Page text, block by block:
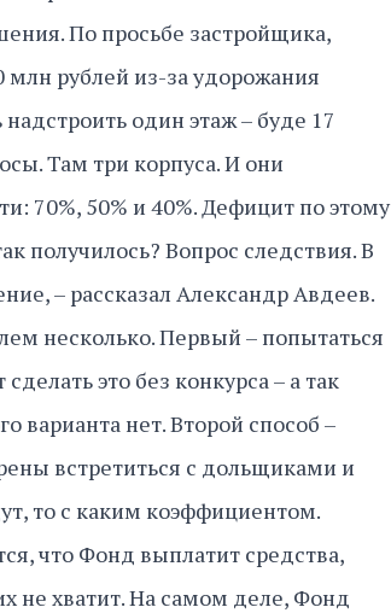
По просьбе застройщика,
млн рублей из-за удорожания
один этаж – буде 17
Там три корпуса. И они
70%, 50% и 40%. Дефицит по этому
получилось? Вопрос следствия. В
– рассказал Александр Авдеев.
несколько. Первый – попытаться
это без конкурса – а так
варианта нет. Второй способ –
встретиться с дольщиками и
то с каким коэффициентом.
что Фонд выплатит средства,
не хватит. На самом деле, Фонд